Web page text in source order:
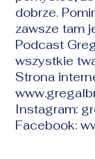
dobrze.
zawsze tam
Podcast
wszystkie
Strona
Instagram:
Facebook: